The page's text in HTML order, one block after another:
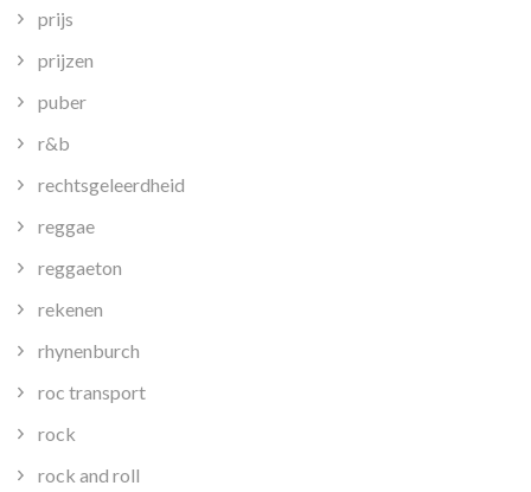
prijs
prijzen
puber
r&b
rechtsgeleerdheid
reggae
reggaeton
rekenen
rhynenburch
roc transport
rock
rock and roll